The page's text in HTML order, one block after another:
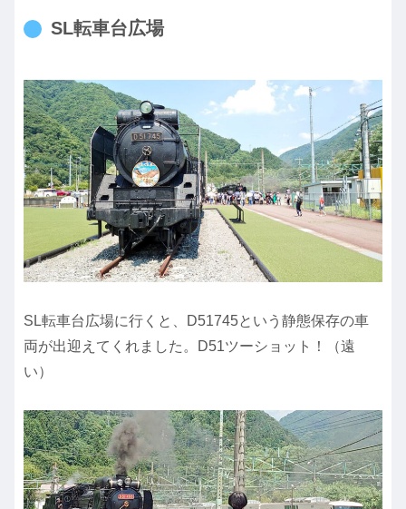
SL転車台広場
SL転車台広場に行くと、D51745という静態保存の車
両が出迎えてくれました。D51ツーショット！（遠
い）